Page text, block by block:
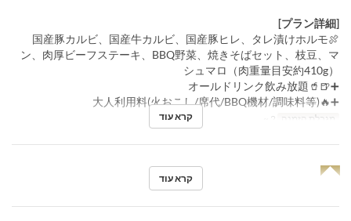
[プラン詳細]
🍖国産豚カルビ、国産牛カルビ、国産豚ヒレ、タレ漬けホルモ
ン、肉厚ビーフステーキ、BBQ野菜、焼きそばセット、枝豆、マ
シュマロ（肉重量目安約410g）
➕🍺🥤オールドリンク飲み放題
➕🔥大人利用料(火おこし/席代/BBQ機材/調味料等)
מגבלת הזמנה קרא עוד
◥◤
קרא עוד